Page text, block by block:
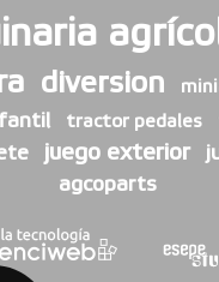
diversion
tractor pedales
juego exterior
agcoparts